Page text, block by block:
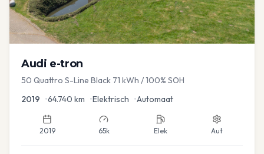
Audi e-tron
50 Quattro S-Line Black 71 kWh / 100% SOH
2019 •64.740 km •Elektrisch •Automaat
2019 65k Elek Aut